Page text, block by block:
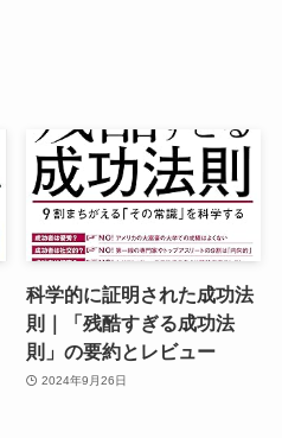
科学的に証明された成功法
則｜「残酷すぎる成功法
則」の要約とレビュー
2024年9月26日